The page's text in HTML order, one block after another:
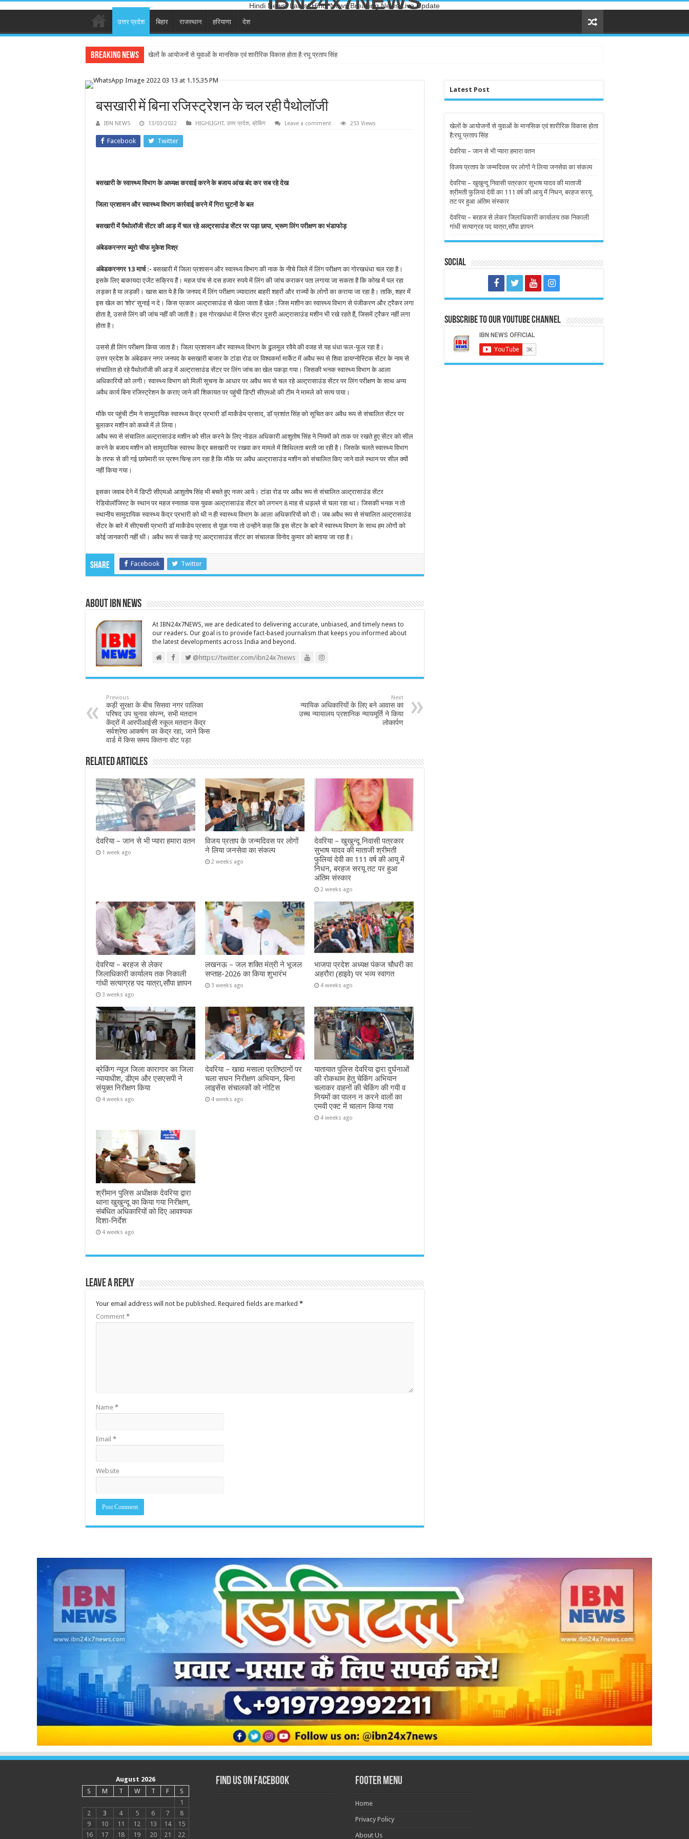
Hindi News, Latest Hindi News,Breaking News,Live Update
उत्तर प्रदेश बिहार राजस्थान हरियाणा देश
Breaking News खेलों के आयोजनों से युवाओं के मानसिक एवं शारीरिक विकास होता है:रघू प्रताप सिंह
बसखारी में बिना रजिस्ट्रेशन के चल रही पैथोलॉजी
IBN NEWS 13/03/2022 HIGHLIGHT, उत्तर प्रदेश, ब्रेकिंग Leave a comment 253 Views
Facebook Twitter
बसखारी के स्वास्थ्य विभाग के अध्यक्ष करवाई करने के बजाय आंख बंद कर सब रहे देख
जिला प्रशासन और स्वास्थ्य विभाग कार्रवाई करने में गिरा घुटनों के बल
बसखारी में पैथोलॉजी सेंटर की आड़ में चल रहे अल्ट्रसाउंड सेंटर पर पड़ा छापा, भ्रूण लिंग परीक्षण का भंडाफोड़
अंबेडकरनगर ब्यूरो चीफ मुकेश मिश्र
अंबेडकरनगर 13 मार्च :- बसखारी में जिला प्रशासन और स्वास्थ्य विभाग की नाक के नीचे जिले में लिंग परीक्षण का गोरखधंधा चल रहा है।
इसके लिए बाकायदा एजेंट सक्रिय हैं। महज पांच से दस हजार रुपये में लिंग की जांच कराकर पता लगाया जा सकता है कि कोख में पल रहा
लड़का है या लड़की। खास बात ये है कि जनपद में लिंग परीक्षण ज्यादातर बाहरी शहरों और राज्यों के लोगों का कराया जा रहा है। ताकि, शहर में
इस खेल का ‘शोर’ सुनाई न दे। किस प्रकार अल्ट्रासाउंड से खेला जाता है खेल : जिस मशीन का स्वास्थ्य विभाग से पंजीकरण और ट्रैकर लगा
होता है, उससे लिंग की जांच नहीं की जाती है। इस गोरखधंधा में लिप्त सेंटर दूसरी अल्ट्रासाउंड मशीन भी रखे रहते हैं, जिसमें ट्रैकर नहीं लगा
होता है।
उससे ही लिंग परीक्षण किया जाता है। जिला प्रशासन और स्वास्थ्य विभाग के ढुलमुल रवैये की वजह से यह धंधा फल-फूल रहा है।
उत्तर प्रदेश के अंबेडकर नगर जनपद के बसखारी बाजार के टांडा रोड पर विश्वकर्मा मार्केट में अवैध रूप से शिवा डायग्नोस्टिक सेंटर के नाम से
संचालित हो रहे पैथोलॉजी की आड़ में अल्ट्रासाउंड सेंटर पर लिंग जांच का खेल पकड़ा गया। जिसकी भनक स्वास्थ्य विभाग के आला
अधिकारियों को लगी। स्वास्थ्य विभाग को मिली सूचना के आधार पर अवैध रूप से चल रहे अल्ट्रासाउंड सेंटर पर लिंग परीक्षण के साथ अन्य
अवैध कार्य बिना रजिस्ट्रेशन के कराए जाने की शिकायत पर पहुंची डिप्टी सीएमओ की टीम ने मामले को सत्य पाया।
मौके पर पहुंची टीम ने सामुदायिक स्वास्थ्य केंद्र प्रभारी डॉ मार्कंडेय प्रसाद, डॉ प्रशांत सिंह को सूचित कर अवैध रूप से संचालित सेंटर पर
बुलाकर मशीन को कब्जे में ले लिया।
अवैध रूप से संचालित अल्ट्रासाउंड मशीन को सील करने के लिए नोडल अधिकारी आशुतोष सिंह ने नियमों को ताक पर रखते हुए सेंटर को सील
करने के बजाय मशीन को सामुदायिक स्वास्थ केंद्र बसखारी पर रखवा कर मामले में शिथिलता बरती जा रही है। जिसके चलते स्वास्थ्य विभाग
के तरफ से की गई छापेमारी पर प्रश्न चिन्ह लग रहा है कि मौके पर अवैध अल्ट्रासाउंड मशीन को संचालित किए जाने वाले स्थान पर सील क्यों
नहीं किया गया।
इसका जवाब देने में डिप्टी सीएमओ आशुतोष सिंह भी बचते हुए नजर आये। टांडा रोड पर अवैध रूप से संचालित अल्ट्रासाउंड सेंटर
रेडियोलॉजिस्ट के स्थान पर महज स्नातक पास युवक अल्ट्रासाउंड सेंटर को लगभग 8 माह से धड़ल्ले से चला रहा था। जिसकी भनक न तो
स्थानीय सामुदायिक स्वास्थ्य केंद्र प्रभारी को थी न ही स्वास्थ्य विभाग के आला अधिकारियों को दी। जब अवैध रूप से संचालित अल्ट्रासाउंड
सेंटर के बारे में सीएचसी प्रभारी डॉ मार्कंडेय प्रसाद से पूछा गया तो उन्होंने कहा कि इस सेंटर के बारे में स्वास्थ्य विभाग के साथ हम लोगों को
कोई जानकारी नहीं थी। अवैध रूप से पकड़े गए अल्ट्रासाउंड सेंटर का संचालक विनोद कुमार को बताया जा रहा है।
Share Facebook Twitter
About IBN NEWS
At IBN24x7NEWS, we are dedicated to delivering accurate, unbiased, and timely news to
our readers. Our goal is to provide fact-based journalism that keeps you informed about
the latest developments across India and beyond.
@https://twitter.com/ibn24x7news
Previous
कड़ी सुरक्षा के बीच सिसवा नगर पालिका
परिषद उप चुनाव संपन्न, सभी मतदान
केंद्रों में आरपीआईसी स्कूल मतदान केंद्र
सर्वश्रेष्ठ आकर्षण का केंद्र रहा, जाने किस
वार्ड में किस समय कितना वोट पड़ा
Next
न्यायिक अधिकारियों के लिए बने आवास का
उच्च न्यायालय प्रशानिक न्यायमूर्ति ने किया
लोकार्पण
Related Articles
देवरिया – जान से भी प्यारा हमारा वतन
1 week ago
विजय प्रताप के जन्मदिवस पर लोगों
ने लिया जनसेवा का संकल्प
2 weeks ago
देवरिया – खुखुन्दू निवासी पत्रकार
सुभाष यादव की माताजी श्रीमती
फुलियां देवी का 111 वर्ष की आयु में
निधन, बरहज सरयू तट पर हुआ
अंतिम संस्कार
2 weeks ago
देवरिया – बरहज से लेकर
जिलाधिकारी कार्यालय तक निकाली
गांधी सत्याग्रह पद यात्रा,सौंपा ज्ञापन
3 weeks ago
लखनऊ – जल शक्ति मंत्री ने भूजल
सप्ताह-2026 का किया शुभारंभ
3 weeks ago
भाजपा प्रदेश अध्यक्ष पंकज चौधरी का
अहरौरा (हाइवे) पर भव्य स्वागत
4 weeks ago
ब्रेकिंग न्यूज जिला कारागार का जिला
न्यायाधीश, डीएम और एसएसपी ने
संयुक्त निरीक्षण किया
4 weeks ago
देवरिया – खाद्य मसाला प्रतिष्ठानों पर
चला सघन निरीक्षण अभियान, बिना
लाइसेंस संचालकों को नोटिस
4 weeks ago
यातायात पुलिस देवरिया द्वारा दुर्घनाओं
की रोकथाम हेतु चेकिंग अभियान
चलाकर वाहनों की चेकिंग की गयी व
नियमों का पालन न करने वालों का
एमवी एक्ट में चालान किया गया
4 weeks ago
श्रीमान पुलिस अधीक्षक देवरिया द्वारा
थाना खुखुन्दू का किया गया निरीक्षण,
संबंधित अधिकारियों को दिए आवश्यक
दिशा-निर्देश
4 weeks ago
Leave a Reply
Your email address will not be published. Required fields are marked *
Comment *
Name *
Email *
Website
Latest Post
खेलों के आयोजनों से युवाओं के मानसिक एवं शारीरिक विकास होता
है:रघू प्रताप सिंह
देवरिया – जान से भी प्यारा हमारा वतन
विजय प्रताप के जन्मदिवस पर लोगों ने लिया जनसेवा का संकल्प
देवरिया – खुखुन्दू निवासी पत्रकार सुभाष यादव की माताजी
श्रीमती फुलियां देवी का 111 वर्ष की आयु में निधन, बरहज सरयू
तट पर हुआ अंतिम संस्कार
देवरिया – बरहज से लेकर जिलाधिकारी कार्यालय तक निकाली
गांधी सत्याग्रह पद यात्रा,सौंपा ज्ञापन
Social
Subscribe to our Youtube Channel
August 2026
S
M T W T F
S
1
2
3 4 5 6 7
8
9
10 11 12 13 14
15
16
17 18 19 20 21 22
Find us on Facebook Footer Menu
Home
Privacy Policy
About Us